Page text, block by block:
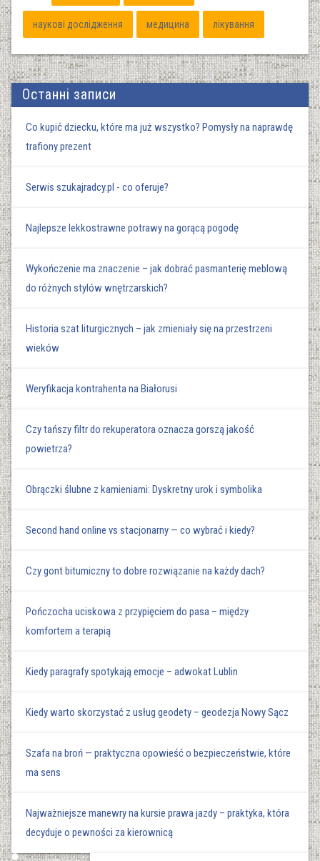
наукові дослідження медицина лікування
Останні записи
Co kupić dziecku, które ma już wszystko? Pomysły na naprawdę
trafiony prezent
Serwis szukajradcy.pl - co oferuje?
Najlepsze lekkostrawne potrawy na gorącą pogodę
Wykończenie ma znaczenie – jak dobrać pasmanterię meblową
do różnych stylów wnętrzarskich?
Historia szat liturgicznych – jak zmieniały się na przestrzeni
wieków
Weryfikacja kontrahenta na Białorusi
Czy tańszy filtr do rekuperatora oznacza gorszą jakość
powietrza?
Obrączki ślubne z kamieniami: Dyskretny urok i symbolika
Second hand online vs stacjonarny — co wybrać i kiedy?
Czy gont bitumiczny to dobre rozwiązanie na każdy dach?
Pończocha uciskowa z przypięciem do pasa – między
komfortem a terapią
Kiedy paragrafy spotykają emocje – adwokat Lublin
Kiedy warto skorzystać z usług geodety – geodezja Nowy Sącz
Szafa na broń — praktyczna opowieść o bezpieczeństwie, które
ma sens
Najważniejsze manewry na kursie prawa jazdy – praktyka, która
decyduje o pewności za kierownicą